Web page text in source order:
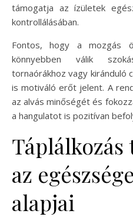
támogatja az ízületek
kontrollálásában.
Fontos, hogy a mozgás
könnyebben válik
tornaórákhoz vagy kiránduló
is motiváló erőt jelent. A
az alvás minőségét és
a hangulatot is pozitívan
Táplálkozás
az
alapjai